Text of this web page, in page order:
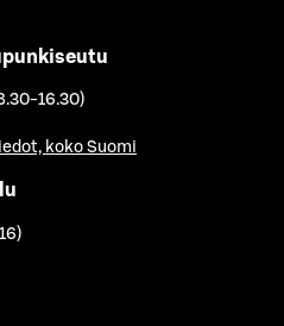
16.30)
koko Suomi